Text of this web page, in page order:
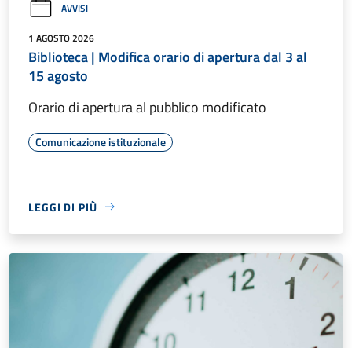
AVVISI
1 AGOSTO 2026
Biblioteca | Modifica orario di apertura dal 3 al
15 agosto
Orario di apertura al pubblico modificato
Comunicazione istituzionale
LEGGI DI PIÙ